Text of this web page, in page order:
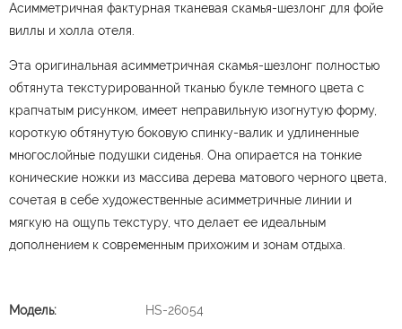
Асимметричная фактурная тканевая скамья-шезлонг для фойе
виллы и холла отеля.
Эта оригинальная асимметричная скамья-шезлонг полностью
обтянута текстурированной тканью букле темного цвета с
крапчатым рисунком, имеет неправильную изогнутую форму,
короткую обтянутую боковую спинку-валик и удлиненные
многослойные подушки сиденья. Она опирается на тонкие
конические ножки из массива дерева матового черного цвета,
сочетая в себе художественные асимметричные линии и
мягкую на ощупь текстуру, что делает ее идеальным
дополнением к современным прихожим и зонам отдыха.
Модель: HS-26054